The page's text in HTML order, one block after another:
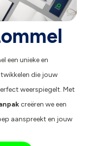
een unieke en
die jouw
weerspiegelt. Met
creëren we een
aanspreekt en jouw